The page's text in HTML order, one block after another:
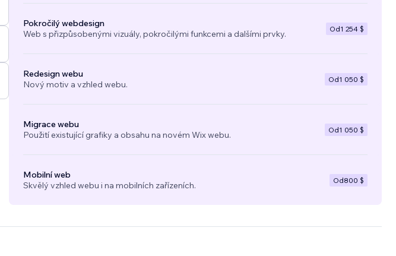
Pokročilý webdesign
Web s přizpůsobenými vizuály, pokročilými funkcemi a dalšími prvky.
Od1 254 $
Redesign webu
Nový motiv a vzhled webu.
Od1 050 $
Migrace webu
Použití existující grafiky a obsahu na novém Wix webu.
Od1 050 $
Mobilní web
Skvělý vzhled webu i na mobilních zařízeních.
Od800 $